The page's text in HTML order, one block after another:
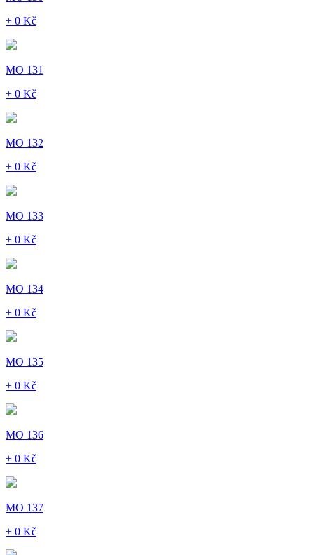
+ 0 Kč
MO 131
+ 0 Kč
MO 132
+ 0 Kč
MO 133
+ 0 Kč
MO 134
+ 0 Kč
MO 135
+ 0 Kč
MO 136
+ 0 Kč
MO 137
+ 0 Kč